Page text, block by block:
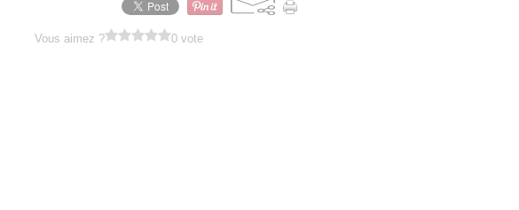
Vous aimez ? 0 vote